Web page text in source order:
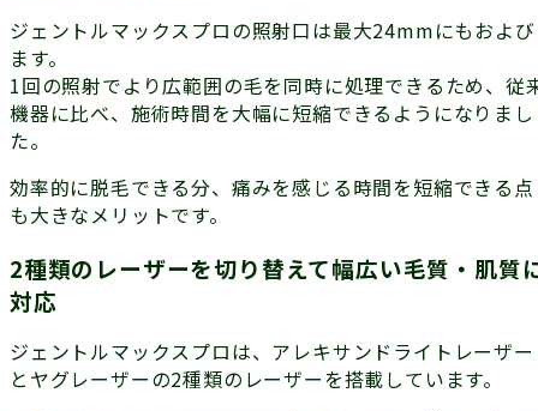
ジェントルマックスプロの照射口は最大24mmにもおよび
ます。
1回の照射でより広範囲の毛を同時に処理できるため、従
機器に比べ、 施術時間を大幅に短縮できるようになりまし
た。
効率的に脱毛できる分、痛みを感じる時間を短縮できる点
も大きなメリットです。
2種類のレーザーを切り替えて幅広い毛質・肌質
対応
ジェントルマックスプロは、 アレキサンドライトレーザー
と ヤグレーザーの2種類のレーザーを搭載しています。